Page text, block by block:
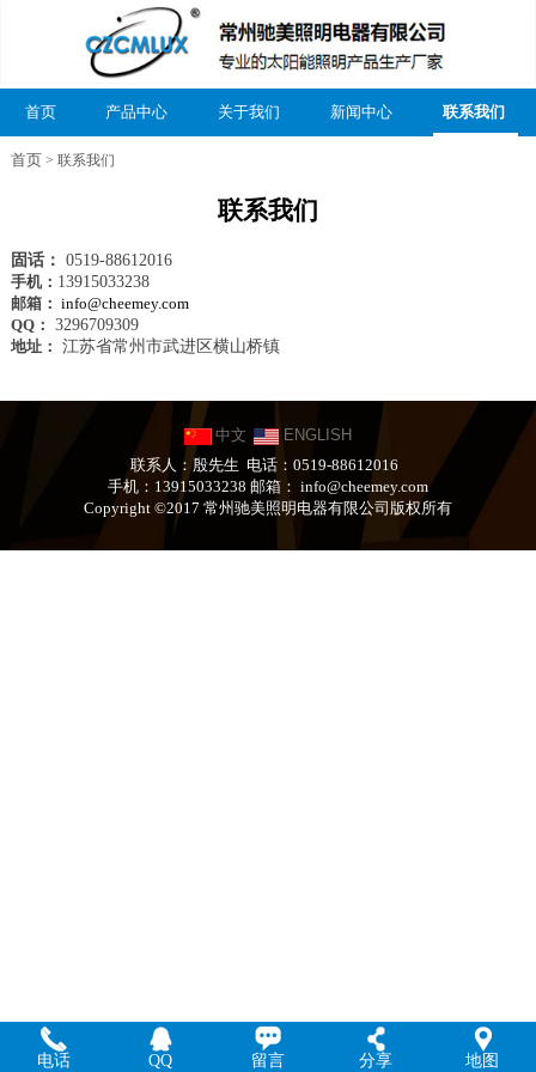
首页 产品中心 关于我们 新闻中心 联系我们
首页 > 联系我们
联系我们
固话： 0519-88612016
手机： 13915033238
邮箱： info@cheemey.com
QQ： 3296709309
地址： 江苏省常州市武进区横山桥镇
中文
ENGLISH
联系人：殷先生 电话：0519-88612016
手机：13915033238 邮箱： info@cheemey.com
Copyright ©2017 常州驰美照明电器有限公司 版权所有
电话 QQ 留言 分享 地图